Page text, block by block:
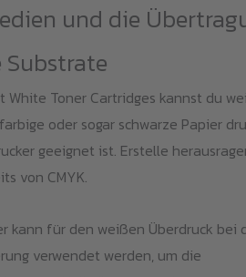
und die
White Toner Cartridges kannst du
oder sogar schwarze Papier
geeignet ist. Erstelle
von CMYK.
kann für den weißen Überdruck bei
verwendet werden, um die